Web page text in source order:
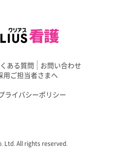
ある質問
お問い合わせ
用ご担当者さまへ
ライバシーポリシー
Ltd. All rights reserved.